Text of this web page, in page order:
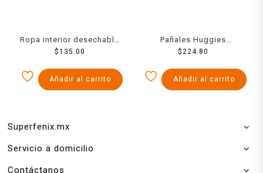
Ropa interior desechable
Goodnites para dormir
$135.00
Añadir al carrito
Pañales Huggies
UltraConfort etapa 3 niña
$224.80
Añadir al carrito
Superfenix.mx
Servicio a domicilio
Contáctanos